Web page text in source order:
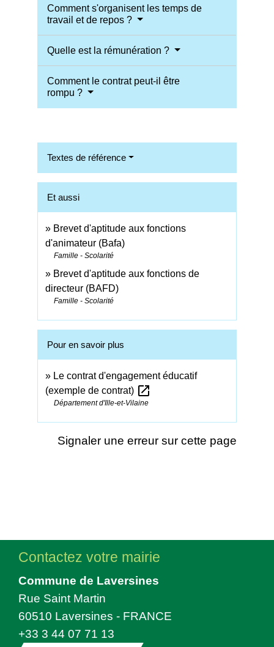
Comment s'organisent les temps de
travail et de repos ?
Quelle est la rémunération ?
Comment le contrat peut-il être
rompu ?
Textes de référence
Et aussi
Brevet d'aptitude aux fonctions
d'animateur (Bafa)
Famille - Scolarité
Brevet d'aptitude aux fonctions de
directeur (BAFD)
Famille - Scolarité
Pour en savoir plus
Le contrat d'engagement éducatif
(exemple de contrat) open_in_new
Département d'Ille-et-Vilaine
Signaler une erreur sur cette page
Contactez votre mairie
Commune de Laversines
Rue Saint Martin
60510 Laversines - FRANCE
+33 3 44 07 71 13